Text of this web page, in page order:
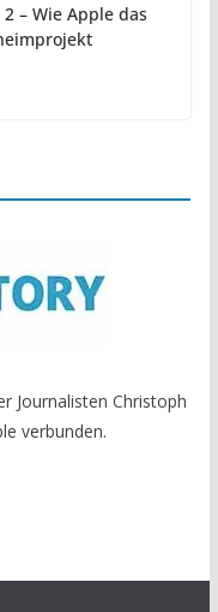
– Wie Apple das
Journalisten Christoph
verbunden.